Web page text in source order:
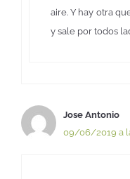
aire. Y hay otra
y sale por todos
Jose Antonio
09/06/2019 a